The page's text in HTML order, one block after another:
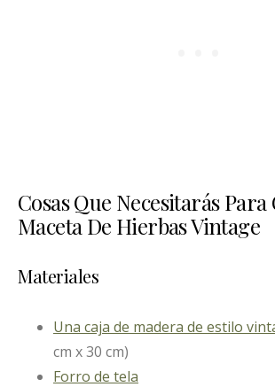
Cosas Que Necesitarás
Maceta De Hierbas Vintage
Materiales
Una caja de madera de estilo
cm x 30 cm)
Forro de tela